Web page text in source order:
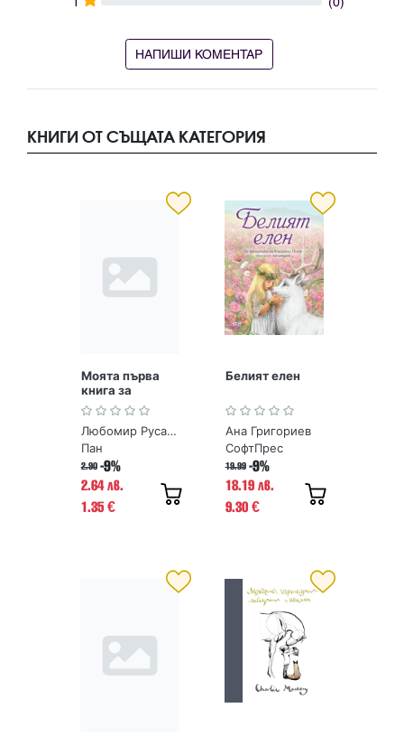
НАПИШИ КОМЕНТАР
КНИГИ ОТ СЪЩАТА КАТЕГОРИЯ
Моята първа
книга за
древните
чудеса на
България
Любомир Русанов
Пан
2.90 -9%
2.64 лв.
1.35 €
Белият елен
Ана Григориев
СофтПрес
19.99 -9%
18.19 лв.
9.30 €